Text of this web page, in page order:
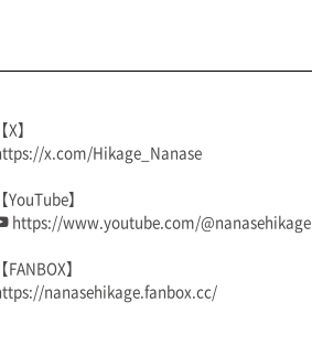
【X】
x.com/Hikage_Nanase
【YouTube】
https://www.youtube.com/@nanasehikage
【FANBOX】
nanasehikage.fanbox.cc/